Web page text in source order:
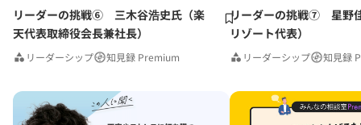
リーダーの挑戦⑥ 三木谷浩史氏（楽
天代表取締役会長兼社長）
リーダーシップ 知見録 Premium
リーダーの挑戦⑦ 星野
リゾート代表）
リーダーシップ 知見録